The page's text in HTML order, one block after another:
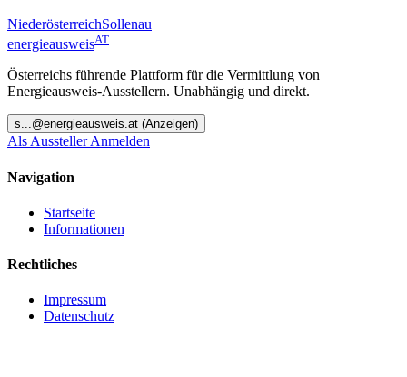
NiederösterreichSollenau
energieausweisAT
Österreichs führende Plattform für die Vermittlung von
Energieausweis-Ausstellern. Unabhängig und direkt.
s...@energieausweis.at (Anzeigen)
Als Aussteller Anmelden
Navigation
Startseite
Informationen
Rechtliches
Impressum
Datenschutz